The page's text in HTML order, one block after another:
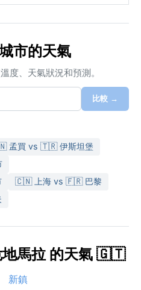
市的天氣
度、天氣狀況和預測。
比較 →
孟買 vs 🇹🇷 伊斯坦堡
🇨🇳 上海 vs 🇫🇷 巴黎
地馬拉 的天氣 🇬🇹
新鎮